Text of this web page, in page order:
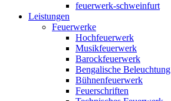
feuerwerk-schweinfurt
Leistungen
Feuerwerke
Hochfeuerwerk
Musikfeuerwerk
Barockfeuerwerk
Bengalische Beleuchtung
Bühnenfeuerwerk
Feuerschriften